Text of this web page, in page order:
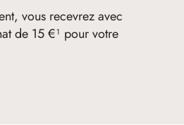
vous recevrez avec
de 15 €¹ pour votre